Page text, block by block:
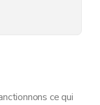
à plusieurs activités
ce qui